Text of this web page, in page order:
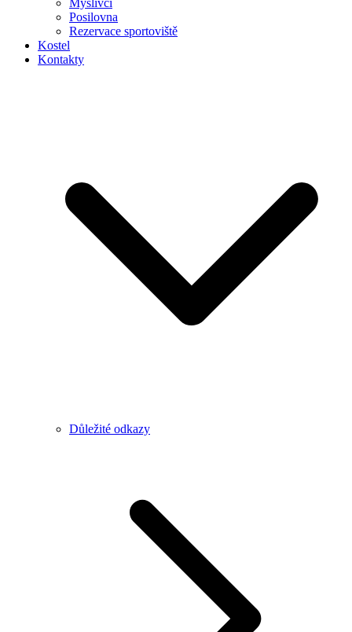
Myslivci
Posilovna
Rezervace sportoviště
Kostel
Kontakty
Důležité odkazy